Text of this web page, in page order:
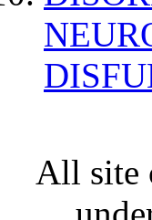
All site